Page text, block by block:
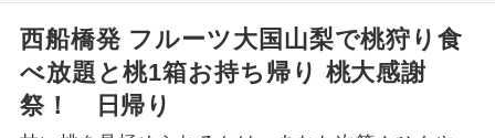
西船橋発 フルーツ大国山梨で桃狩り食
べ放題と桃1箱お持ち帰り 桃大感謝
祭！ 日帰り
現地添乗員同
行
現地到着空港（駅）から最終日出発空港
（駅）まで添乗員が同行します。
バスガイド乗